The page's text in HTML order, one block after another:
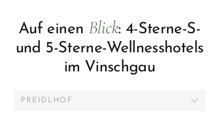
Auf einen Blick: 4-Sterne-S-
und 5-Sterne-Wellnesshotels
im Vinschgau
PREIDLHOF